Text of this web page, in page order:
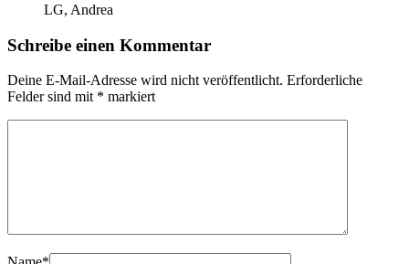
LG, Andrea
Schreibe einen Kommentar
Deine E-Mail-Adresse wird nicht veröffentlicht. Erforderliche
Felder sind mit * markiert